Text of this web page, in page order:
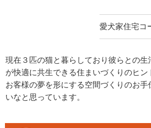
愛犬家住宅コ
現在３匹の猫と暮らしており彼らとの生
が快適に共生できる住まいづくりのヒン
お客様の夢を形にする空間づくりのお手
いなと思っています。